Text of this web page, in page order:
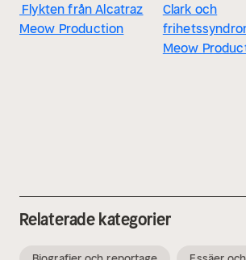
Flykten från Alcatraz
Meow Production
Clark och
Meow
Relaterade kategorier